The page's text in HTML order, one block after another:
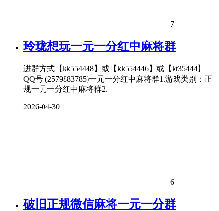
7
玲珑想玩一元一分红中麻将群
进群方式【kk554448】或【kk554446】或【kt35444】
QQ号 (2579883785)一元一分红中麻将群1.游戏类别：正
规一元一分红中麻将群2.
2026-04-30
6
破旧正规微信麻将一元一分群